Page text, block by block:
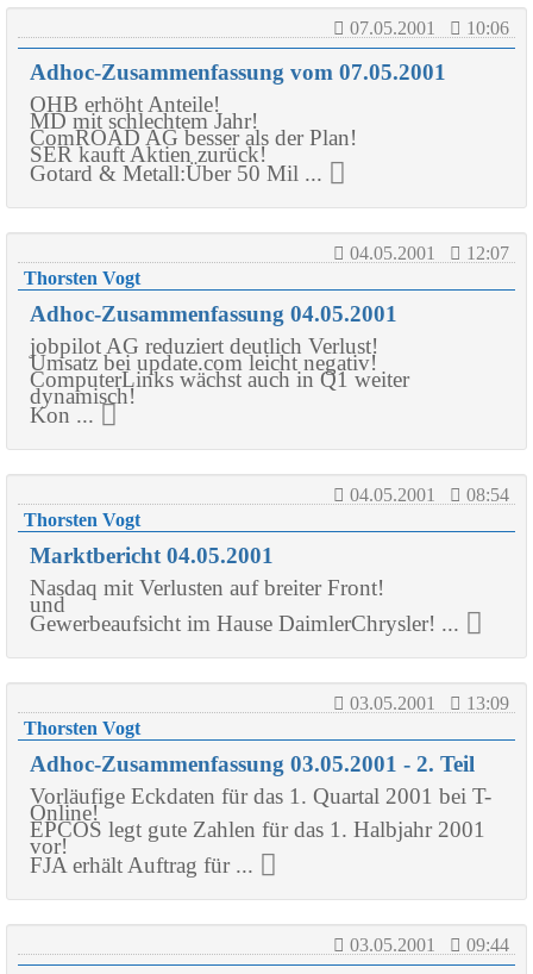
07.05.2001 10:06
Adhoc-Zusammenfassung vom 07.05.2001
OHB erhöht Anteile!
MD mit schlechtem Jahr!
ComROAD AG besser als der Plan!
SER kauft Aktien zurück!
Gotard & Metall:Über 50 Mil ...
04.05.2001
12:07
Thorsten Vogt
Adhoc-Zusammenfassung 04.05.2001
jobpilot AG reduziert deutlich Verlust!
Umsatz bei update.com leicht negativ!
ComputerLinks wächst auch in Q1 weiter
dynamisch!
Kon ...
04.05.2001
08:54
Thorsten Vogt
Marktbericht 04.05.2001
Nasdaq mit Verlusten auf breiter Front!
und
Gewerbeaufsicht im Hause DaimlerChrysler! ...
03.05.2001
13:09
Thorsten Vogt
Adhoc-Zusammenfassung 03.05.2001 - 2. Teil
Vorläufige Eckdaten für das 1. Quartal 2001 bei T-
Online!
EPCOS legt gute Zahlen für das 1. Halbjahr 2001
vor!
FJA erhält Auftrag für ...
03.05.2001 09:44